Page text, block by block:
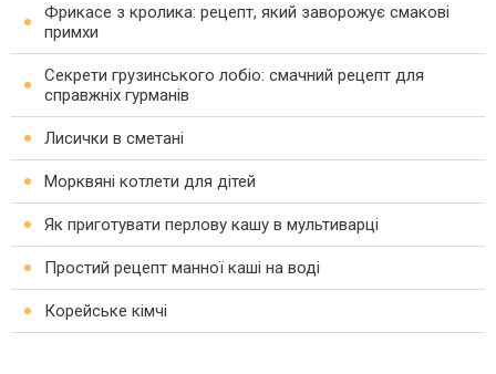
Фрикасе з кролика: рецепт, який заворожує смакові
примхи
Секрети грузинського лобіо: смачний рецепт для
справжніх гурманів
Лисички в сметані
Морквяні котлети для дітей
Як приготувати перлову кашу в мультиварці
Простий рецепт манної каші на воді
Корейське кімчі